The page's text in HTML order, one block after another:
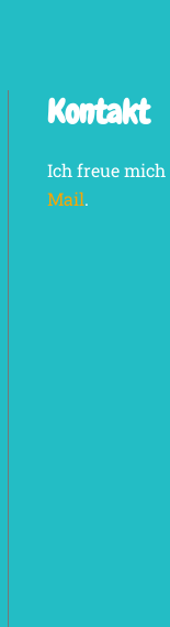
Kontakt
Ich freue
Mail.